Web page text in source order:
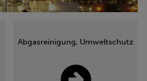
Abgasreinigung, Umweltschutz